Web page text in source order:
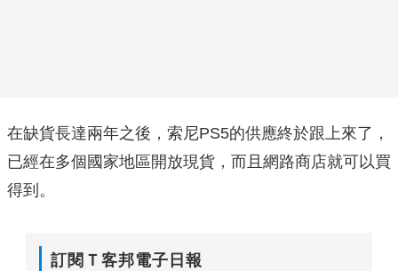
在缺貨長達兩年之後，索尼PS5的供應終於跟上來了，
已經在多個國家地區開放現貨，而且網路商店就可以買
得到。
訂閱Ｔ客邦電子日報